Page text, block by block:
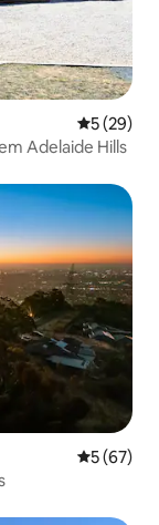
5 de uma
5 (29)
Adelaide Hills
5 de uma
5 (67)